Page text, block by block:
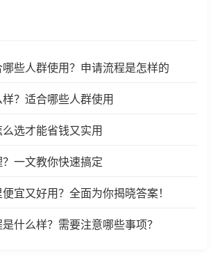
些人群使用？申请流程是怎样的
？适合哪些人群使用
选才能省钱又实用
一文教你快速搞定
宜又好用？全面为你揭晓答案！
什么样？需要注意哪些事项？